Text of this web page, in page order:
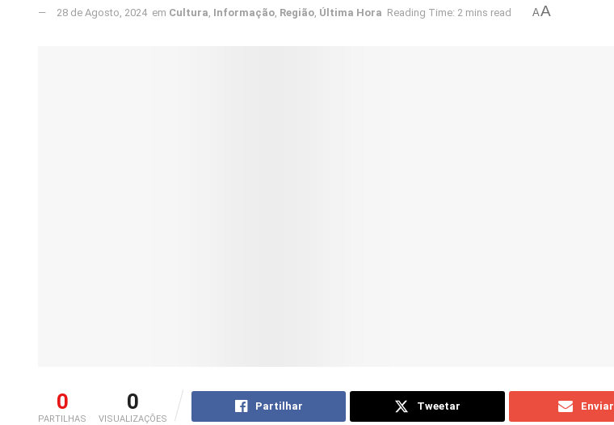
28 de Agosto, 2024 em Cultura, Informação, Região, Última Hora Reading Time: 2 mins read AA
0
PARTILHAS
0
VISUALIZAÇÕES
Partilhar Tweetar Enviar